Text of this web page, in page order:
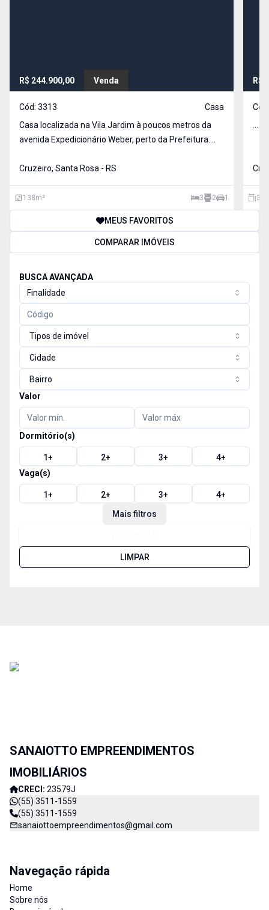
R$ 244.900,00 Venda
Cód: 3313
Casa
Casa localizada na Vila Jardim à poucos metros da
avenida Expedicionário Weber, perto da Prefeitura.
138,00 m², distribuídos em 03 dormitórios, 02
01 ga
Cruzeiro, Santa Rosa - RS
138m² 3 2 1
R$
300
MEUS FAVORITOS
COMPARAR IMÓVEIS
BUSCA AVANÇADA
Finalidade
Tipos de imóvel
Cidade
Bairro
Valor
Dormitório(s)
1+ 2+ 3+ 4+
Vaga(s)
1+ 2+ 3+ 4+
Mais filtros
LIMPAR
SANAIOTTO EMPREENDIMENTOS
IMOBILIÁRIOS
CRECI: 23579J
(55) 3511-1559
(55) 3511-1559
sanaiottoempreendimentos@gmail.com
Navegação rápida
Home
Sobre nós